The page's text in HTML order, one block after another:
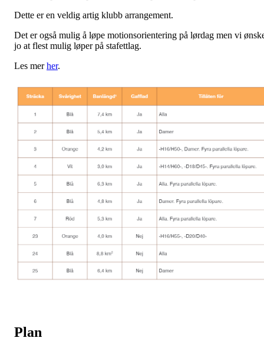
Dette er en veldig artig klubb arrangement.
Det er også mulig å løpe motionsorientering på lørdag men vi
jo at flest mulig løper på stafettlag.
Les merher.
Plan